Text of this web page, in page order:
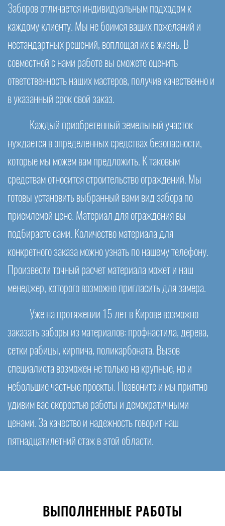
Заборов отличается индивидуальным подходом к
каждому клиенту. Мы не боимся ваших пожеланий и
нестандартных решений, воплощая их в жизнь. В
совместной с нами работе вы сможете оценить
ответственность наших мастеров, получив качественно и
в указанный срок свой заказ.
Каждый приобретенный земельный участок
нуждается в определенных средствах безопасности,
которые мы можем вам предложить. К таковым
средствам относится строительство ограждений. Мы
готовы установить выбранный вами вид забора по
приемлемой цене. Материал для ограждения вы
подбираете сами. Количество материала для
конкретного заказа можно узнать по нашему телефону.
Произвести точный расчет материала может и наш
менеджер, которого возможно пригласить для замера.
Уже на протяжении 15 лет в Кирове возможно
заказать заборы из материалов: профнастила, дерева,
сетки рабицы, кирпича, поликарбоната. Вызов
специалиста возможен не только на крупные, но и
небольшие частные проекты. Позвоните и мы приятно
удивим вас скоростью работы и демократичными
ценами. За качество и надежность говорит наш
пятнадцатилетний стаж в этой области.
ВЫПОЛНЕННЫЕ РАБОТЫ